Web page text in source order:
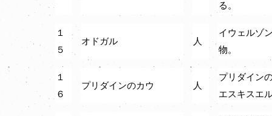
る。
１
５
オドガル 人
イウェルゾ
物。
１
６
プリダインのカウ 人
プリダイン
エスキスエ